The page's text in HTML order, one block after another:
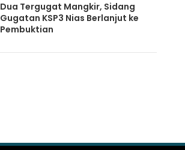
Dua Tergugat Mangkir, Sidang
Gugatan KSP3 Nias Berlanjut ke
Pembuktian